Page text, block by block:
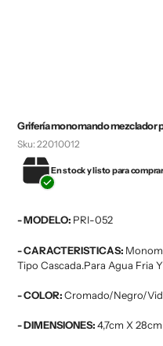
Grifería monomando mezclador
Sku: 22010012
En stock y listo para
- MODELO: PRI-052
- CARACTERISTICAS:
Tipo Cascada.Para Agua Fria
- COLOR:Cromado/Negro/
- DIMENSIONES:4,7cm X 28cm